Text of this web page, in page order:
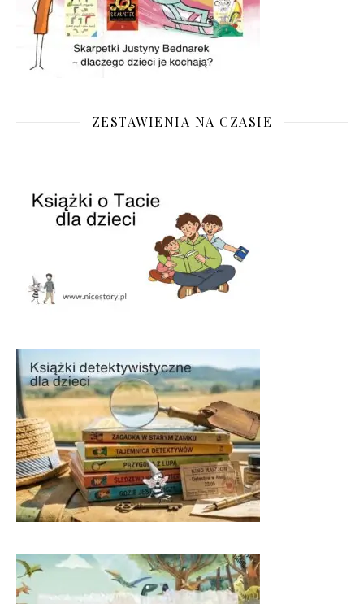
ZESTAWIENIA NA CZASIE